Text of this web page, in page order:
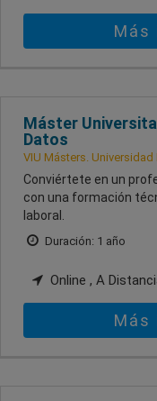
Más
Máster
Datos
VIU Másters.
Conviértete en un
con una formación
laboral.
Duración: 1 año
Online , A
Más